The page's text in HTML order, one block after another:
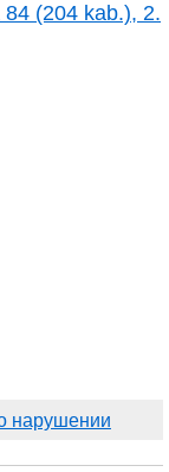
(204 kab.), 2.
нарушении